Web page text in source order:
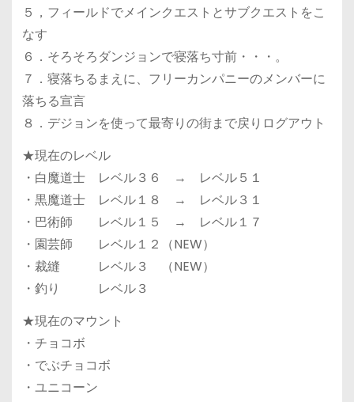
５，フィールドでメインクエストとサブクエストをこ
なす
６．そろそろダンジョンで寝落ち寸前・・・。
７．寝落ちるまえに、フリーカンパニーのメンバーに
落ちる宣言
８．デジョンを使って最寄りの街まで戻りログアウト
★現在のレベル
・白魔道士 レベル３６ → レベル５１
・黒魔道士 レベル１８ → レベル３１
・巴術師 レベル１５ → レベル１７
・園芸師 レベル１２（NEW）
・裁縫 レベル３ （NEW）
・釣り レベル３
★現在のマウント
・チョコボ
・でぶチョコボ
・ユニコーン